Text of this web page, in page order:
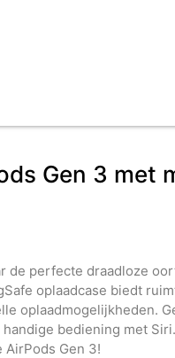
Gen 3 met
de perfecte draadloze
oplaadcase biedt
oplaadmogelijkheden.
bediening met
AirPods Gen 3!